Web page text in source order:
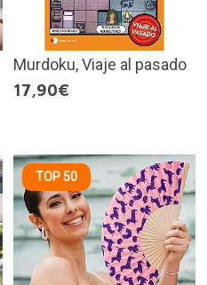
Murdoku, Viaje al pasado
17,90€
TOP 50